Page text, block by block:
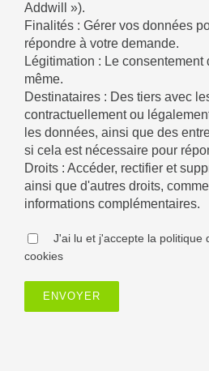
Addwill »).
Finalités : Gérer vos données
répondre à votre demande.
Légitimation : Le consentement
même.
Destinataires : Des tiers avec
contractuellement ou
les données, ainsi que des
si cela est nécessaire pour
Droits : Accéder, rectifier et
ainsi que d'autres droits,
informations complémentaires.
J'ai lu et j'accepte la politique
cookies